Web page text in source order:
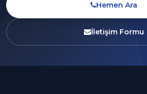
Hemen Ara
İletişim Formu